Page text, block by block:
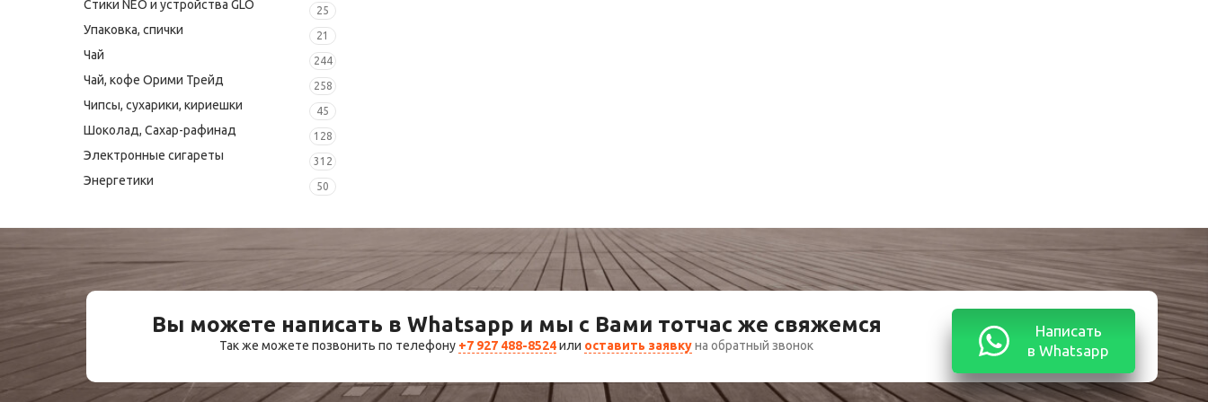
Стики NEO и устройства GLO 25
Упаковка, спички 21
Чай 244
Чай, кофе Орими Трейд 258
Чипсы, сухарики, кириешки 45
Шоколад, Сахар-рафинад 128
Электронные сигареты 312
Энергетики 50
Вы можете написать в Whatsapp и мы с Вами тотчас же свяжемся
Так же можете позвонить по телефону +7 927 488-8524или оставить заявкуна обратный звонок
Написать
в Whatsapp